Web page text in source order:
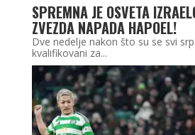
SPREMNA JE OSVETA
ZVEZDA NAPADA HAPOEL!
Dve nedelje nakon što su se svi
kvalifikovani za...